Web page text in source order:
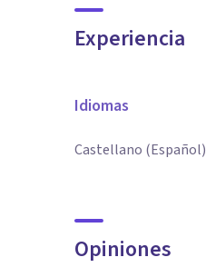
Experiencia
Idiomas
Castellano (Español)
Opiniones